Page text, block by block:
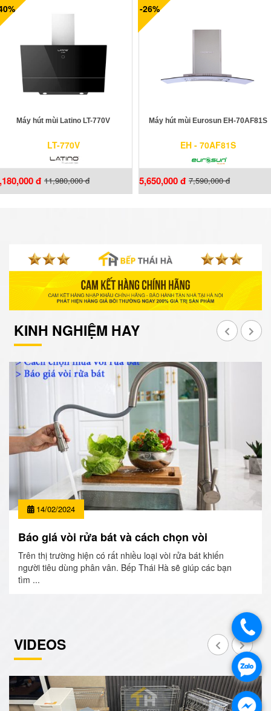
Máy hút mùi Latino LT-770V
LT-770V
đ 11,980,000 đ
-26%
Máy hút mùi Eurosun EH-70AF81S
EH - 70AF81S
5,650,000 đ 7,590,000 đ
KINH NGHIỆM HAY
14/02/2024
Báo giá vòi rửa bát và cách chọn vòi
Trên thị trường hiện có rất nhiều loại vòi rửa bát khiến
người tiêu dùng phân vân. Bếp Thái Hà sẽ giúp các bạn
tìm ...
VIDEOS